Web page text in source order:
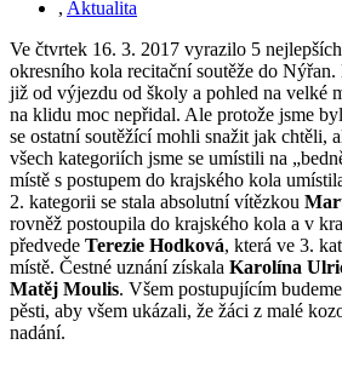
, Aktualita
Ve čtvrtek 16. 3. 2017 vyrazilo 5
okresního kola recitační soutěže do Nýřan.
již od výjezdu od školy a pohled na velké
na klidu moc nepřidal. Ale protože jsme
se ostatní soutěžící mohli snažit jak chtěli,
všech kategoriích jsme se umístili na
místě s postupem do krajského kola
2. kategorii se stala absolutní vítězkou
rovněž postoupila do krajského kola a v
předvede Terezie Hodková, která ve 3.
místě. Čestné uznání získala Karolína
Matěj Moulis. Všem postupujícím
pěsti, aby všem ukázali, že žáci z malé
nadání.